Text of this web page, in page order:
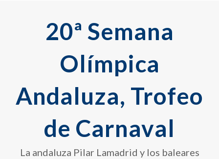
20ª Semana
Olímpica
Andaluza, Trofeo
de Carnaval
La andaluza Pilar Lamadrid y los baleares